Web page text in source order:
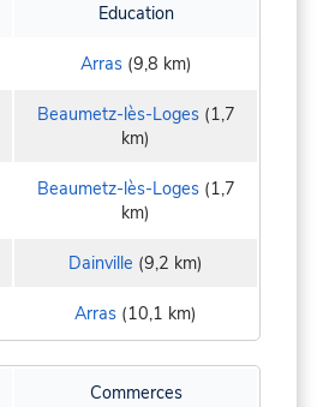
Education
Arras(9,8 km)
Beaumetz-lès-Loges(1,7
km)
Beaumetz-lès-Loges(1,7
km)
Dainville (9,2 km)
Arras (10,1 km)
Commerces